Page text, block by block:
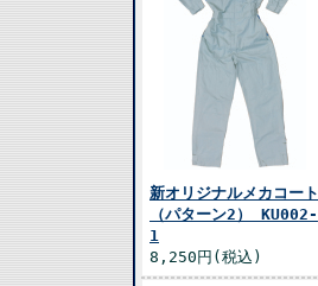
新オリジナルメカコート
（パターン2） KU002-
1
8,250円(税込)